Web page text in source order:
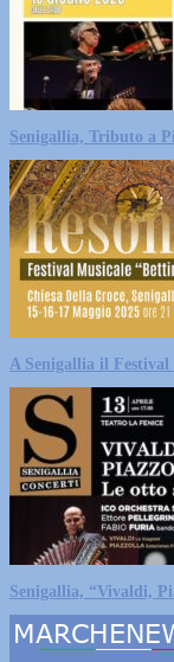
Senigallia, Tributo a
A Senigallia il Festival
Senigallia, “Vivaldi,